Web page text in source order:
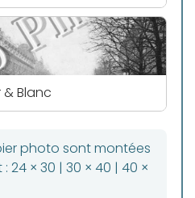
& Blanc
photo sont montées
× 30 | 30 × 40 | 40 ×